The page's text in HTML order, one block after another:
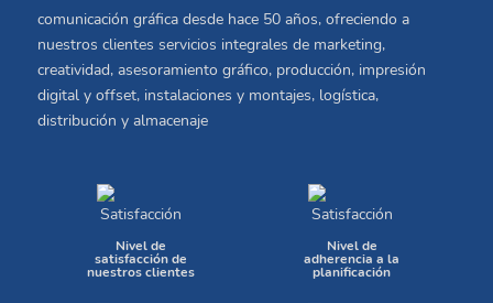
comunicación gráfica desde hace 50 años, ofreciendo a
nuestros clientes servicios integrales de marketing,
creatividad, asesoramiento gráfico, producción, impresión
digital y offset, instalaciones y montajes, logística,
distribución y almacenaje
Nivel de
satisfacción de
nuestros clientes
Nivel de
adherencia a la
planificación